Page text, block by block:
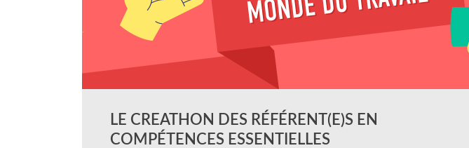
LE CREATHON DES RÉFÉRENT(E)S EN
COMPÉTENCES ESSENTIELLES